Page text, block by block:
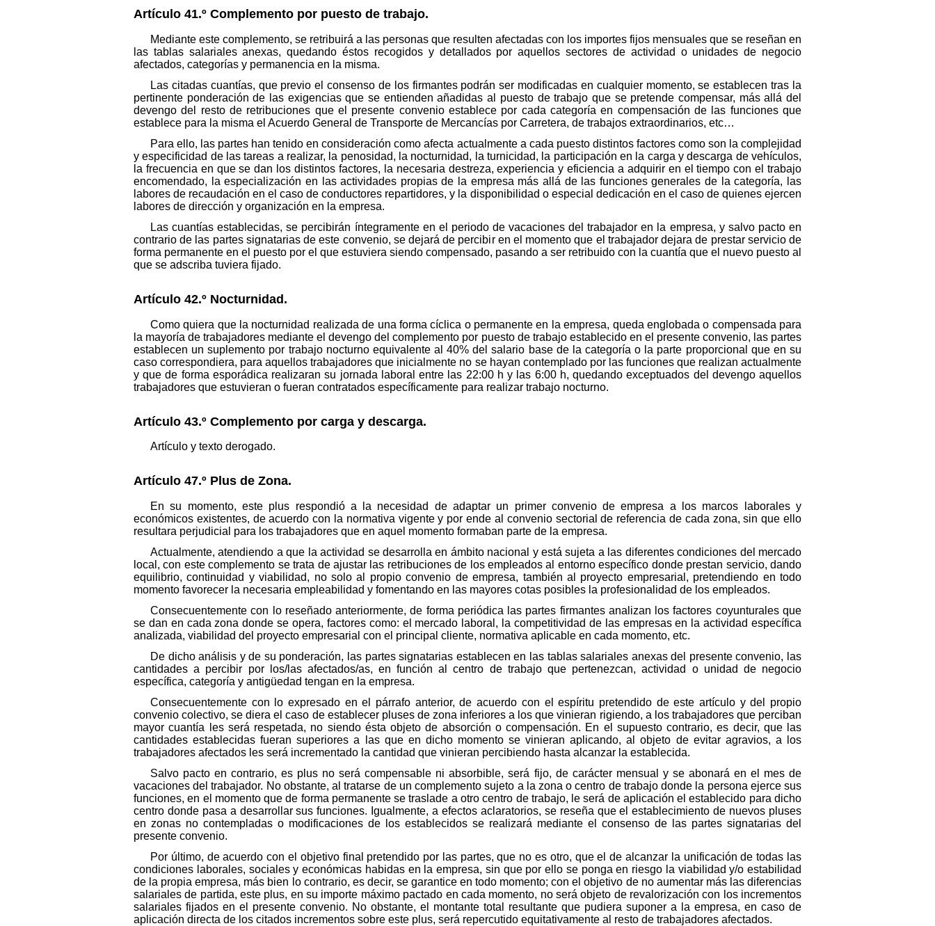
Artículo 41.º Complemento por puesto de trabajo.
Mediante este complemento, se retribuirá a las personas que resulten afectadas con los importes fijos mensuales que se reseñan en
las tablas salariales anexas, quedando éstos recogidos y detallados por aquellos sectores de actividad o unidades de negocio
afectados, categorías y permanencia en la misma.
Las citadas cuantías, que previo el consenso de los firmantes podrán ser modificadas en cualquier momento, se establecen tras la
pertinente ponderación de las exigencias que se entienden añadidas al puesto de trabajo que se pretende compensar, más allá del
devengo del resto de retribuciones que el presente convenio establece por cada categoría en compensación de las funciones que
establece para la misma el Acuerdo General de Transporte de Mercancías por Carretera, de trabajos extraordinarios, etc…
Para ello, las partes han tenido en consideración como afecta actualmente a cada puesto distintos factores como son la complejidad
y especificidad de las tareas a realizar, la penosidad, la nocturnidad, la turnicidad, la participación en la carga y descarga de vehículos,
la frecuencia en que se dan los distintos factores, la necesaria destreza, experiencia y eficiencia a adquirir en el tiempo con el trabajo
encomendado, la especialización en las actividades propias de la empresa más allá de las funciones generales de la categoría, las
labores de recaudación en el caso de conductores repartidores, y la disponibilidad o especial dedicación en el caso de quienes ejercen
labores de dirección y organización en la empresa.
Las cuantías establecidas, se percibirán íntegramente en el periodo de vacaciones del trabajador en la empresa, y salvo pacto en
contrario de las partes signatarias de este convenio, se dejará de percibir en el momento que el trabajador dejara de prestar servicio de
forma permanente en el puesto por el que estuviera siendo compensado, pasando a ser retribuido con la cuantía que el nuevo puesto al
que se adscriba tuviera fijado.
Artículo 42.º Nocturnidad.
Como quiera que la nocturnidad realizada de una forma cíclica o permanente en la empresa, queda englobada o compensada para
la mayoría de trabajadores mediante el devengo del complemento por puesto de trabajo establecido en el presente convenio, las partes
establecen un suplemento por trabajo nocturno equivalente al 40% del salario base de la categoría o la parte proporcional que en su
caso correspondiera, para aquellos trabajadores que inicialmente no se hayan contemplado por las funciones que realizan actualmente
y que de forma esporádica realizaran su jornada laboral entre las 22:00 h y las 6:00 h, quedando exceptuados del devengo aquellos
trabajadores que estuvieran o fueran contratados específicamente para realizar trabajo nocturno.
Artículo 43.º Complemento por carga y descarga.
Artículo y texto derogado.
Artículo 47.º Plus de Zona.
En su momento, este plus respondió a la necesidad de adaptar un primer convenio de empresa a los marcos laborales y
económicos existentes, de acuerdo con la normativa vigente y por ende al convenio sectorial de referencia de cada zona, sin que ello
resultara perjudicial para los trabajadores que en aquel momento formaban parte de la empresa.
Actualmente, atendiendo a que la actividad se desarrolla en ámbito nacional y está sujeta a las diferentes condiciones del mercado
local, con este complemento se trata de ajustar las retribuciones de los empleados al entorno específico donde prestan servicio, dando
equilibrio, continuidad y viabilidad, no solo al propio convenio de empresa, también al proyecto empresarial, pretendiendo en todo
momento favorecer la necesaria empleabilidad y fomentando en las mayores cotas posibles la profesionalidad de los empleados.
Consecuentemente con lo reseñado anteriormente, de forma periódica las partes firmantes analizan los factores coyunturales que
se dan en cada zona donde se opera, factores como: el mercado laboral, la competitividad de las empresas en la actividad específica
analizada, viabilidad del proyecto empresarial con el principal cliente, normativa aplicable en cada momento, etc.
De dicho análisis y de su ponderación, las partes signatarias establecen en las tablas salariales anexas del presente convenio, las
cantidades a percibir por los/las afectados/as, en función al centro de trabajo que pertenezcan, actividad o unidad de negocio
específica, categoría y antigüedad tengan en la empresa.
Consecuentemente con lo expresado en el párrafo anterior, de acuerdo con el espíritu pretendido de este artículo y del propio
convenio colectivo, se diera el caso de establecer pluses de zona inferiores a los que vinieran rigiendo, a los trabajadores que perciban
mayor cuantía les será respetada, no siendo ésta objeto de absorción o compensación. En el supuesto contrario, es decir, que las
cantidades establecidas fueran superiores a las que en dicho momento se vinieran aplicando, al objeto de evitar agravios, a los
trabajadores afectados les será incrementado la cantidad que vinieran percibiendo hasta alcanzar la establecida.
Salvo pacto en contrario, es plus no será compensable ni absorbible, será fijo, de carácter mensual y se abonará en el mes de
vacaciones del trabajador. No obstante, al tratarse de un complemento sujeto a la zona o centro de trabajo donde la persona ejerce sus
funciones, en el momento que de forma permanente se traslade a otro centro de trabajo, le será de aplicación el establecido para dicho
centro donde pasa a desarrollar sus funciones. Igualmente, a efectos aclaratorios, se reseña que el establecimiento de nuevos pluses
en zonas no contempladas o modificaciones de los establecidos se realizará mediante el consenso de las partes signatarias del
presente convenio.
Por último, de acuerdo con el objetivo final pretendido por las partes, que no es otro, que el de alcanzar la unificación de todas las
condiciones laborales, sociales y económicas habidas en la empresa, sin que por ello se ponga en riesgo la viabilidad y/o estabilidad
de la propia empresa, más bien lo contrario, es decir, se garantice en todo momento; con el objetivo de no aumentar más las diferencias
salariales de partida, este plus, en su importe máximo pactado en cada momento, no será objeto de revalorización con los incrementos
salariales fijados en el presente convenio. No obstante, el montante total resultante que pudiera suponer a la empresa, en caso de
aplicación directa de los citados incrementos sobre este plus, será repercutido equitativamente al resto de trabajadores afectados.